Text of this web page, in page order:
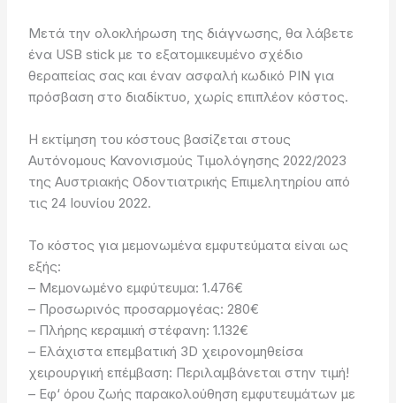
Μετά την ολοκλήρωση της διάγνωσης, θα λάβετε
ένα USB stick με το εξατομικευμένο σχέδιο
θεραπείας σας και έναν ασφαλή κωδικό PIN για
πρόσβαση στο διαδίκτυο, χωρίς επιπλέον κόστος.
Η εκτίμηση του κόστους βασίζεται στους
Αυτόνομους Κανονισμούς Τιμολόγησης 2022/2023
της Αυστριακής Οδοντιατρικής Επιμελητηρίου από
τις 24 Ιουνίου 2022.
Το κόστος για μεμονωμένα εμφυτεύματα είναι ως
εξής:
– Μεμονωμένο εμφύτευμα: 1.476€
– Προσωρινός προσαρμογέας: 280€
– Πλήρης κεραμική στέφανη: 1.132€
– Ελάχιστα επεμβατική 3D χειρονομηθείσα
χειρουργική επέμβαση: Περιλαμβάνεται στην τιμή!
– Εφ‘ όρου ζωής παρακολούθηση εμφυτευμάτων με